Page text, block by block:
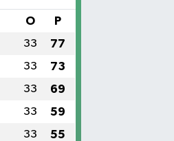
O P
33 77
33 73
33 69
33 59
33 55